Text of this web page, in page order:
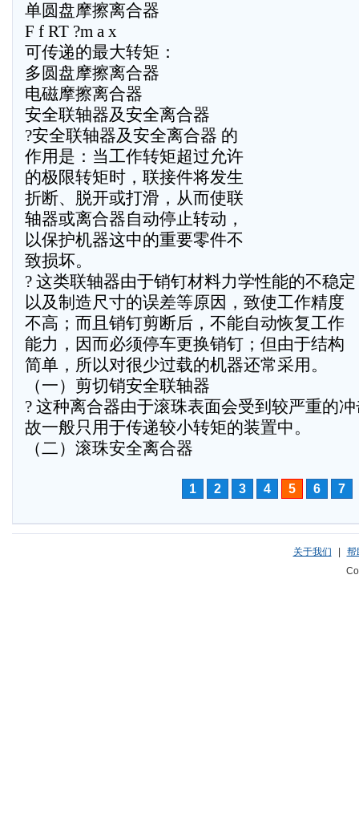
单圆盘摩擦离合器
F f RT ?m a x
可传递的最大转矩：
多圆盘摩擦离合器
电磁摩擦离合器
安全联轴器及安全离合器
?安全联轴器及安全离合器 的
作用是：当工作转矩超过允许
的极限转矩时，联接件将发生
折断、脱开或打滑，从而使联
轴器或离合器自动停止转动，
以保护机器这中的重要零件不
致损坏。
? 这类联轴器由于销钉材料力学性能的不稳
以及制造尺寸的误差等原因，致使工作精度
不高；而且销钉剪断后，不能自动恢复工作
能力，因而必须停车更换销钉；但由于结构
简单，所以对很少过载的机器还常采用。
（一）剪切销安全联轴器
? 这种离合器由于滚珠表面会受到较严重的
故一般只用于传递较小转矩的装置中。
（二）滚珠安全离合器
1 2 3 4 5 6 7
关于我们
帮